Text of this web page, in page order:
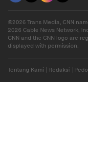
©2026 Trans Media, CNN
2026 Cable News Network,
CNN and the CNN logo are
displayed with permission.
Tentang Kami | Redaksi |